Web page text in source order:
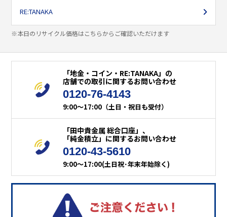
RE:TANAKA
※本日のリサイクル価格はこちらからご確認いただけます
「地金・コイン・RE:TANAKA」の
店舗での取引に関するお問い合わせ
0120-76-4143
9:00～17:00（土日・祝日も受付）
「田中貴金属 総合口座」、
「純金積立」に関するお問い合わせ
0120-43-5610
9:00～17:00(土日祝･年末年始除く)